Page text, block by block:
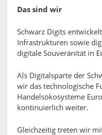
Das sind wir
Schwarz Digits
Infrastrukturen sowie
digitale Souveränität in
Als Digitalsparte der
wir das technologische
Handelsökosysteme
kontinuierlich weiter.
Gleichzeitig treten wir